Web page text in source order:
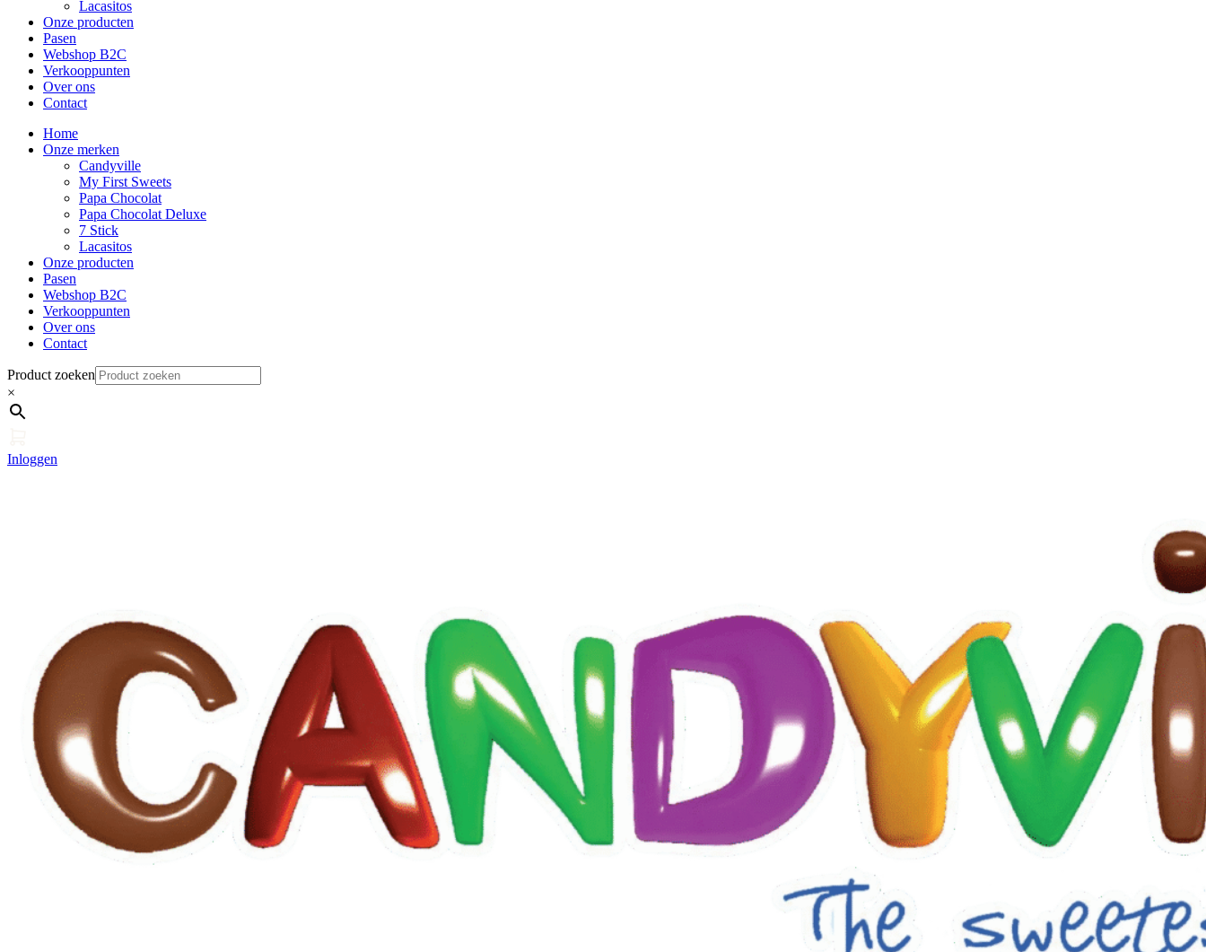
Lacasitos
Onze producten
Pasen
Webshop B2C
Verkooppunten
Over ons
Contact
Home
Onze merken
Candyville
My First Sweets
Papa Chocolat
Papa Chocolat Deluxe
7 Stick
Lacasitos
Onze producten
Pasen
Webshop B2C
Verkooppunten
Over ons
Contact
Product zoeken
×
Inloggen